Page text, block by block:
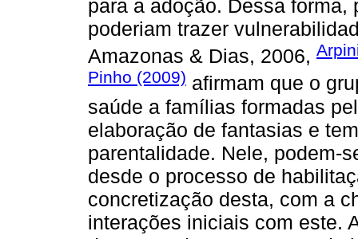
para a adoção. Dessa forma,
poderiam trazer
Amazonas & Dias, 2006,
Pinho (2009) afirmam que o
saúde a famílias formadas
elaboração de fantasias e
parentalidade. Nele, podem-
desde o processo de
concretização desta, com a
interações iniciais com este.